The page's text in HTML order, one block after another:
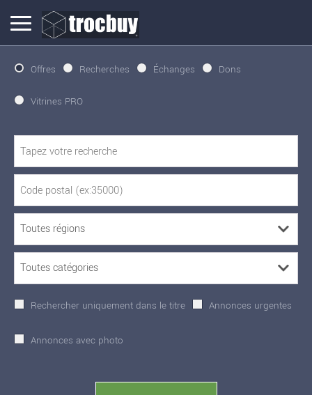
Offres Recherches Échanges Dons
Vitrines PRO
Rechercher uniquement dans le titre Annonces urgentes
Annonces avec photo